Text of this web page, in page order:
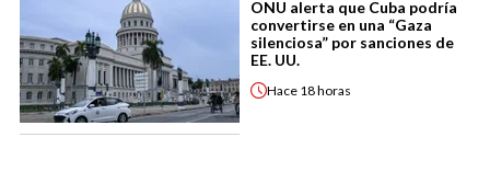
ONU alerta que Cuba podría
convertirse en una “Gaza
silenciosa” por sanciones de
EE. UU.
Hace 18 horas